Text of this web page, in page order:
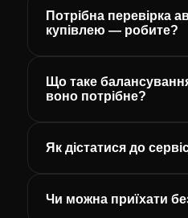
Потрібна перевірка
купівлею — робите?
Що таке
воно потрібне?
Як дістатися до
Чи можна приїхати